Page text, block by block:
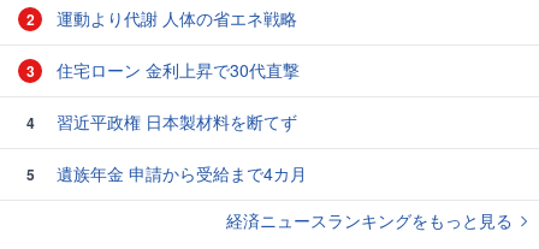
2 運動より代謝 人体の省エネ戦略
3 住宅ローン 金利上昇で30代直撃
4 習近平政権 日本製材料を断てず
5
遺族年金 申請から受給まで4カ月
経済ニュースランキングをもっと見る